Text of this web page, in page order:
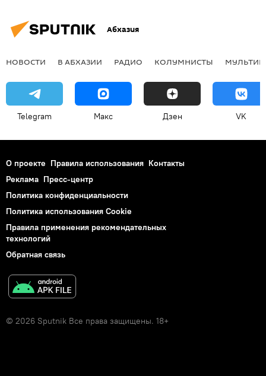
Абхазия
НОВОСТИ В АБХАЗИИ РАДИО КОЛУМНИСТЫ
Telegram Макс Дзен VK
О проекте Правила использования Контакты
Реклама Пресс-центр
Политика конфиденциальности
Политика использования Cookie
Правила применения рекомендательных
технологий
Обратная связь
© 2026 Sputnik Все права защищены. 18+